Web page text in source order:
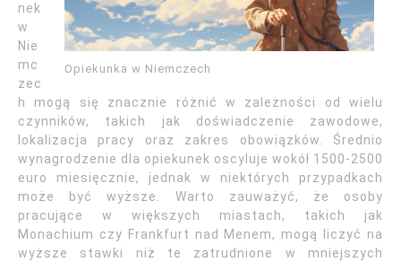
Opiekunka w Niemczech
nek
w
Nie
mc
zec
h mogą się znacznie różnić w zależności od wielu
czynników, takich jak doświadczenie zawodowe,
lokalizacja pracy oraz zakres obowiązków. Średnio
wynagrodzenie dla opiekunek oscyluje wokół 1500-2500
euro miesięcznie, jednak w niektórych przypadkach
może być wyższe. Warto zauważyć, że osoby
pracujące w większych miastach, takich jak
Monachium czy Frankfurt nad Menem, mogą liczyć na
wyższe stawki niż te zatrudnione w mniejszych